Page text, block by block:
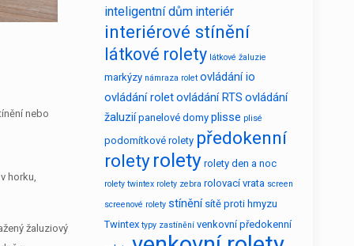
nebo
horku,
žaluziový
inteligentní dům interiér
interiérové stínění
látkové rolety látkové žaluzie
markýzy námraza rolet ovládání io
ovládání roletovládání RTS ovládání
žaluzií panelové domy plisse plisé
podomítkové rolety předokenní
roletyrolety rolety den a noc
rolety twintex rolety zebra rolovací vrata screen
screenové rolety stínění sítě proti hmyzu
Twintex typy zastínění venkovní předokenní